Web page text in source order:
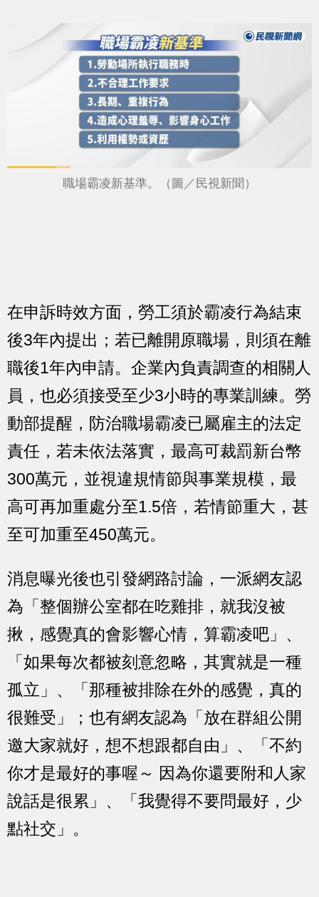
職場霸凌新基準。（圖／民視新聞）
在申訴時效方面，勞工須於霸凌行為結束
後3年內提出；若已離開原職場，則須在離
職後1年內申請。企業內負責調查的相關人
員，也必須接受至少3小時的專業訓練。勞
動部提醒，防治職場霸凌已屬雇主的法定
責任，若未依法落實，最高可裁罰新台幣
300萬元，並視違規情節與事業規模，最
高可再加重處分至1.5倍，若情節重大，甚
至可加重至450萬元。
消息曝光後也引發網路討論，一派網友認
為「整個辦公室都在吃雞排，就我沒被
揪，感覺真的會影響心情，算霸凌吧」、
「如果每次都被刻意忽略，其實就是一種
孤立」、「那種被排除在外的感覺，真的
很難受」；也有網友認為「放在群組公開
邀大家就好，想不想跟都自由」、「不約
你才是最好的事喔～ 因為你還要附和人家
說話是很累」、「我覺得不要問最好，少
點社交」。